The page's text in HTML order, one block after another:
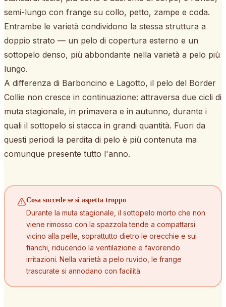
semi-lungo con frange su collo, petto, zampe e coda.
Entrambe le varietà condividono la stessa struttura a
doppio strato — un pelo di copertura esterno e un
sottopelo denso, più abbondante nella varietà a pelo più
lungo.
A differenza di Barboncino e Lagotto, il pelo del Border
Collie non cresce in continuazione: attraversa due cicli di
muta stagionale, in primavera e in autunno, durante i
quali il sottopelo si stacca in grandi quantità. Fuori da
questi periodi la perdita di pelo è più contenuta ma
comunque presente tutto l'anno.
Cosa succede se si aspetta troppo
Durante la muta stagionale, il sottopelo morto che non
viene rimosso con la spazzola tende a compattarsi
vicino alla pelle, soprattutto dietro le orecchie e sui
fianchi, riducendo la ventilazione e favorendo
irritazioni. Nella varietà a pelo ruvido, le frange
trascurate si annodano con facilità.